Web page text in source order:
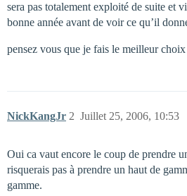
sera pas totalement exploité de suite et
bonne année avant de voir ce qu’il
pensez vous que je fais le meilleur
NickKangJr Juillet 25, 2006, 10:53
2
Oui ca vaut encore le coup de prendre
risquerais pas à prendre un haut de
gamme.